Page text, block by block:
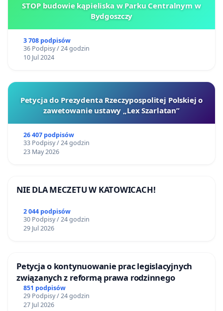
STOP budowie kąpieliska w Parku Centralnym w
Bydgoszczy
3 708 podpisów
36 Podpisy / 24 godzin
10 Jul 2024
Petycja do Prezydenta Rzeczypospolitej Polskiej o
zawetowanie ustawy „Lex Szarlatan”
26 407 podpisów
33 Podpisy / 24 godzin
23 May 2026
NIE DLA MECZETU W KATOWICACH!
2 044 podpisów
30 Podpisy / 24 godzin
29 Jul 2026
Petycja o kontynuowanie prac legislacyjnych
związanych z reformą prawa rodzinnego
851 podpisów
29 Podpisy / 24 godzin
27 Jul 2026